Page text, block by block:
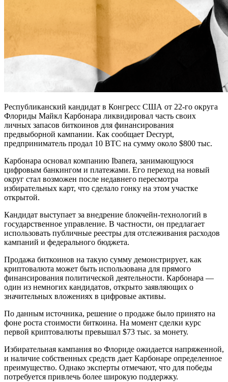
Республиканский кандидат в Конгресс США от 22-го округа
Флориды Майкл Карбонара ликвидировал часть своих
личных запасов биткоинов для финансирования
предвыборной кампании. Как сообщает Decrypt,
предприниматель продал 10 BTC на сумму около $800 тыс.
Карбонара основал компанию Ibanera, занимающуюся
цифровым банкингом и платежами. Его переход на новый
округ стал возможен после недавнего пересмотра
избирательных карт, что сделало гонку на этом участке
открытой.
Кандидат выступает за внедрение блокчейн-технологий в
государственное управление. В частности, он предлагает
использовать публичные реестры для отслеживания расходов
кампаний и федерального бюджета.
Продажа биткоинов на такую сумму демонстрирует, как
криптовалюта может быть использована для прямого
финансирования политической деятельности. Карбонара —
один из немногих кандидатов, открыто заявляющих о
значительных вложениях в цифровые активы.
По данным источника, решение о продаже было принято на
фоне роста стоимости биткоина. На момент сделки курс
первой криптовалюты превышал $73 тыс. за монету.
Избирательная кампания во Флориде ожидается напряженной,
и наличие собственных средств дает Карбонаре определенное
преимущество. Однако эксперты отмечают, что для победы
потребуется привлечь более широкую поддержку.